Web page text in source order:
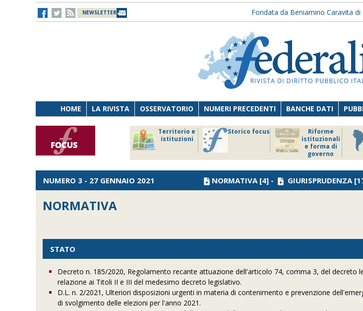
NEWSLETTER Fondata da Beniamino Caravita
HOME LA RIVISTA OSSERVATORIO NUMERI PRECEDENTI BANCHE DATI
Territorio e
istituzioni
Storico focus
Riforme
istituzionali
e forma di
governo
NUMERO 3 - 27 GENNAIO 2021
NORMATIVA[4] - GIURISPRUDENZA
NORMATIVA
STATO
Decreto n. 185/2020, Regolamento recante attuazione dell'articolo 74, comma 3, del decreto
relazione ai Titoli II e III del medesimo decreto legislativo.
D.L. n. 2/2021, Ulteriori disposizioni urgenti in materia di contenimento e prevenzione
di svolgimento delle elezioni per l'anno 2021.